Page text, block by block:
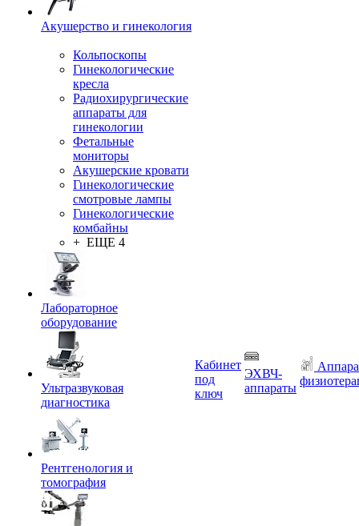
Акушерство и гинекология
Кольпоскопы
Гинекологические
кресла
Радиохирургические
аппараты для
гинекологии
Фетальные
мониторы
Акушерские кровати
Гинекологические
смотровые лампы
Гинекологические
комбайны
+ ЕЩЕ 4
Лабораторное
оборудование
Ультразвуковая
диагностика
Рентгенология и
томография
Кабинет
под
ключ
ЭХВЧ-
аппараты